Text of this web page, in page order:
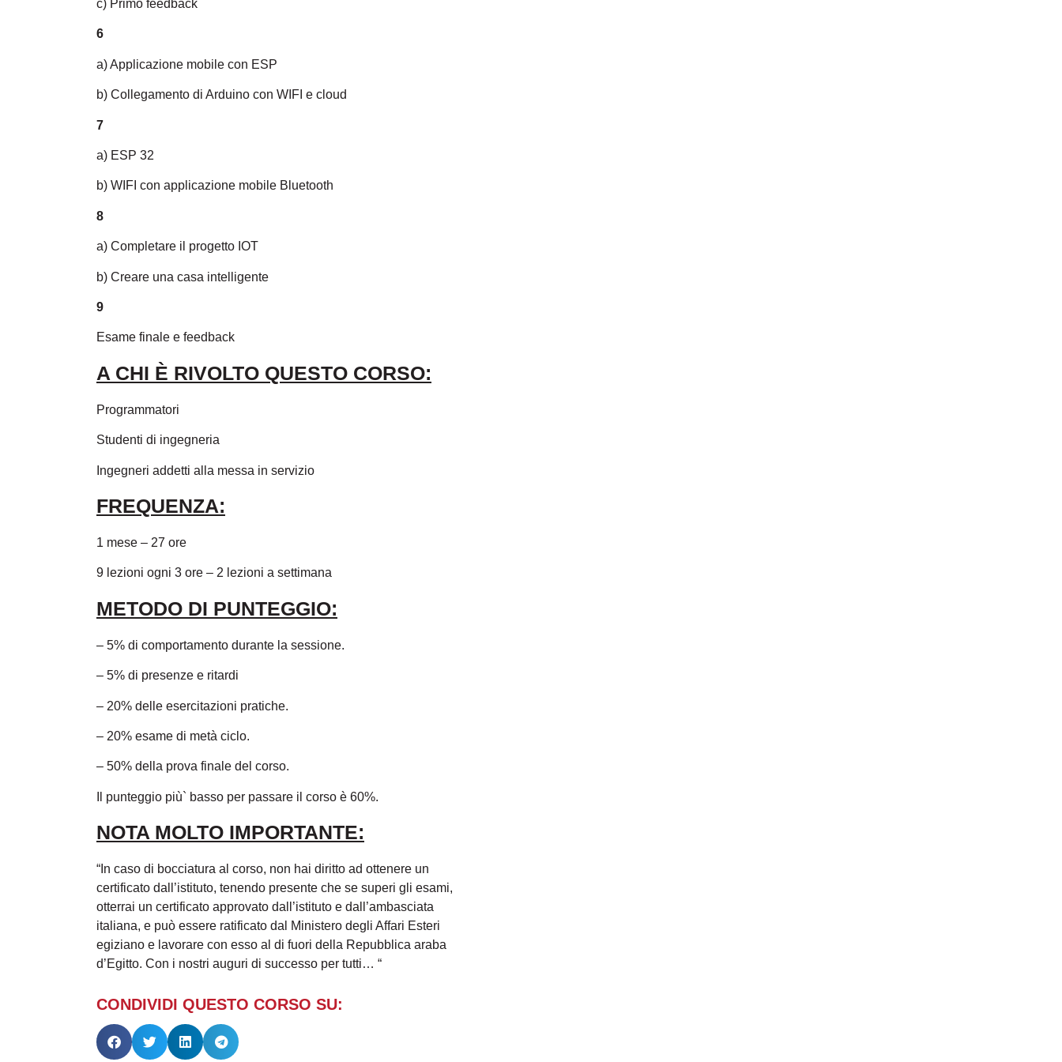
c) Primo feedback
6
a) Applicazione mobile con ESP
b) Collegamento di Arduino con WIFI e cloud
7
a) ESP 32
b) WIFI con applicazione mobile Bluetooth
8
a) Completare il progetto IOT
b) Creare una casa intelligente
9
Esame finale e feedback
A CHI È RIVOLTO QUESTO CORSO:
Programmatori
Studenti di ingegneria
Ingegneri addetti alla messa in servizio
FREQUENZA:
1 mese – 27 ore
9 lezioni ogni 3 ore – 2 lezioni a settimana
METODO DI PUNTEGGIO:
– 5% di comportamento durante la sessione.
– 5% di presenze e ritardi
– 20% delle esercitazioni pratiche.
– 20% esame di metà ciclo.
– 50% della prova finale del corso.
Il punteggio più` basso per passare il corso è 60%.
NOTA MOLTO IMPORTANTE:
“In caso di bocciatura al corso, non hai diritto ad ottenere un
certificato dall’istituto, tenendo presente che se superi gli esami,
otterrai un certificato approvato dall’istituto e dall’ambasciata
italiana, e può essere ratificato dal Ministero degli Affari Esteri
egiziano e lavorare con esso al di fuori della Repubblica araba
d’Egitto. Con i nostri auguri di successo per tutti… “
CONDIVIDI QUESTO CORSO SU: